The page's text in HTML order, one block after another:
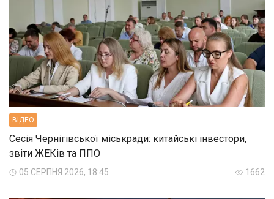
ВIДЕО
Сесія Чернігівської міськради: китайські інвестори,
звіти ЖЕКів та ППО
05 СЕРПНЯ 2026, 18:45 1662